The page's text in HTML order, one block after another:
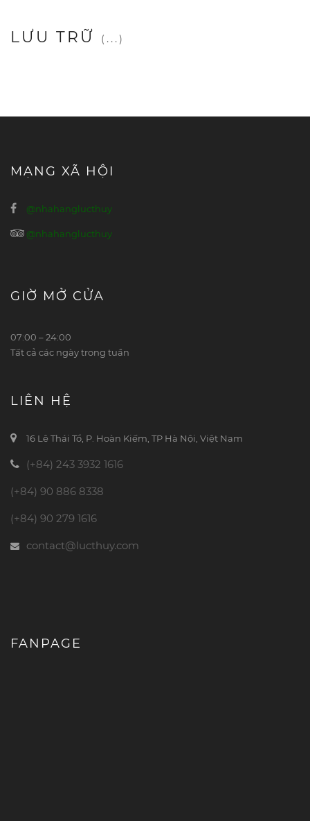
LƯU TRỮ (...)
MẠNG XÃ HỘI
@nhahanglucthuy
@nhahanglucthuy
GIỜ MỞ CỬA
07:00 – 24:00
Tất cả các ngày trong tuần
LIÊN HỆ
16 Lê Thái Tổ, P. Hoàn Kiếm, TP Hà Nội, Việt Nam
(+84) 243 3932 1616
(+84) 90 886 8338
(+84) 90 279 1616
contact@lucthuy.com
FANPAGE